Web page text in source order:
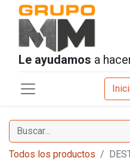
Le ayudamos a
Todos los productos